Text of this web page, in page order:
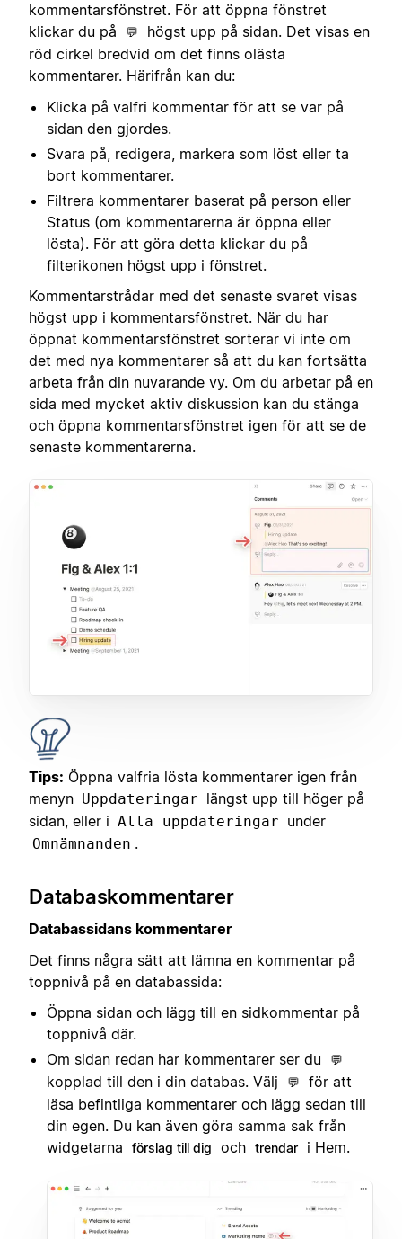
kommentarsfönstret. För att öppna fönstret
klickar du på
💬
högst upp på sidan. Det visas en
röd cirkel bredvid om det finns olästa
kommentarer. Härifrån kan du:
Klicka på valfri kommentar för att se var på
sidan den gjordes.
Svara på, redigera, markera som löst eller ta
bort kommentarer.
Filtrera kommentarer baserat på person eller
Status (om kommentarerna är öppna eller
lösta). För att göra detta klickar du på
filterikonen högst upp i fönstret.
Kommentarstrådar med det senaste svaret visas
högst upp i kommentarsfönstret. När du har
öppnat kommentarsfönstret sorterar vi inte om
det med nya kommentarer så att du kan fortsätta
arbeta från din nuvarande vy. Om du arbetar på en
sida med mycket aktiv diskussion kan du stänga
och öppna kommentarsfönstret igen för att se de
senaste kommentarerna.
Tips: Öppna valfria lösta kommentarer igen från
menyn Uppdateringar längst upp till höger på
sidan, eller i Alla uppdateringar under
Omnämnanden .
Databaskommentarer
Databassidans kommentarer
Det finns några sätt att lämna en kommentar på
toppnivå på en databassida:
Öppna sidan och lägg till en sidkommentar på
toppnivå där.
Om sidan redan har kommentarer ser du
💬
kopplad till den i din databas. Välj 💬
för att
läsa befintliga kommentarer och lägg sedan till
din egen. Du kan även göra samma sak från
widgetarna
förslag till dig och trendar i Hem.